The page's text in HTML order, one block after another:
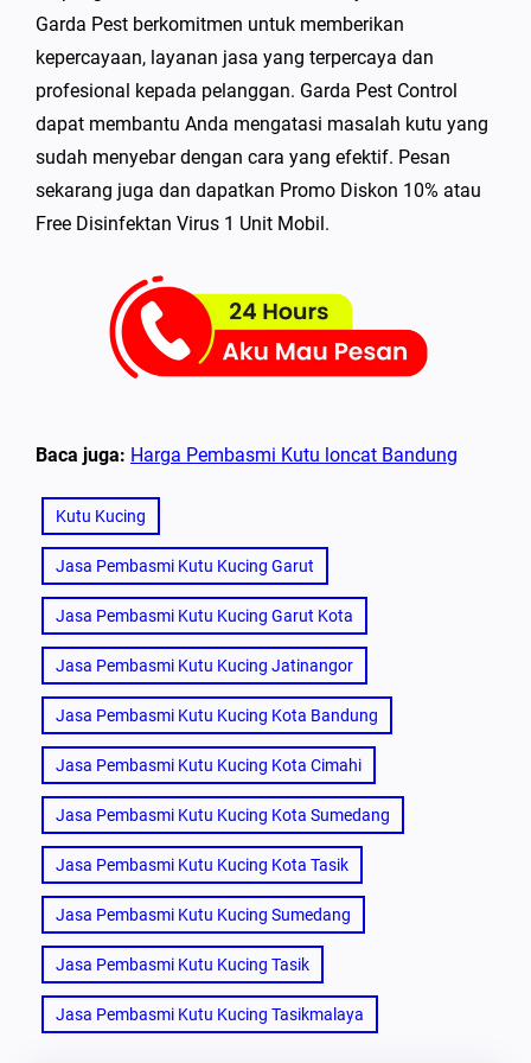
Garda Pest berkomitmen untuk memberikan
kepercayaan, layanan jasa yang terpercaya dan
profesional kepada pelanggan. Garda Pest Control
dapat membantu Anda mengatasi masalah kutu yang
sudah menyebar dengan cara yang efektif. Pesan
sekarang juga dan dapatkan Promo Diskon 10% atau
Free Disinfektan Virus 1 Unit Mobil.
Baca juga: Harga Pembasmi Kutu loncat Bandung
Kutu Kucing
Jasa Pembasmi Kutu Kucing Garut
Jasa Pembasmi Kutu Kucing Garut Kota
Jasa Pembasmi Kutu Kucing Jatinangor
Jasa Pembasmi Kutu Kucing Kota Bandung
Jasa Pembasmi Kutu Kucing Kota Cimahi
Jasa Pembasmi Kutu Kucing Kota Sumedang
Jasa Pembasmi Kutu Kucing Kota Tasik
Jasa Pembasmi Kutu Kucing Sumedang
Jasa Pembasmi Kutu Kucing Tasik
Jasa Pembasmi Kutu Kucing Tasikmalaya